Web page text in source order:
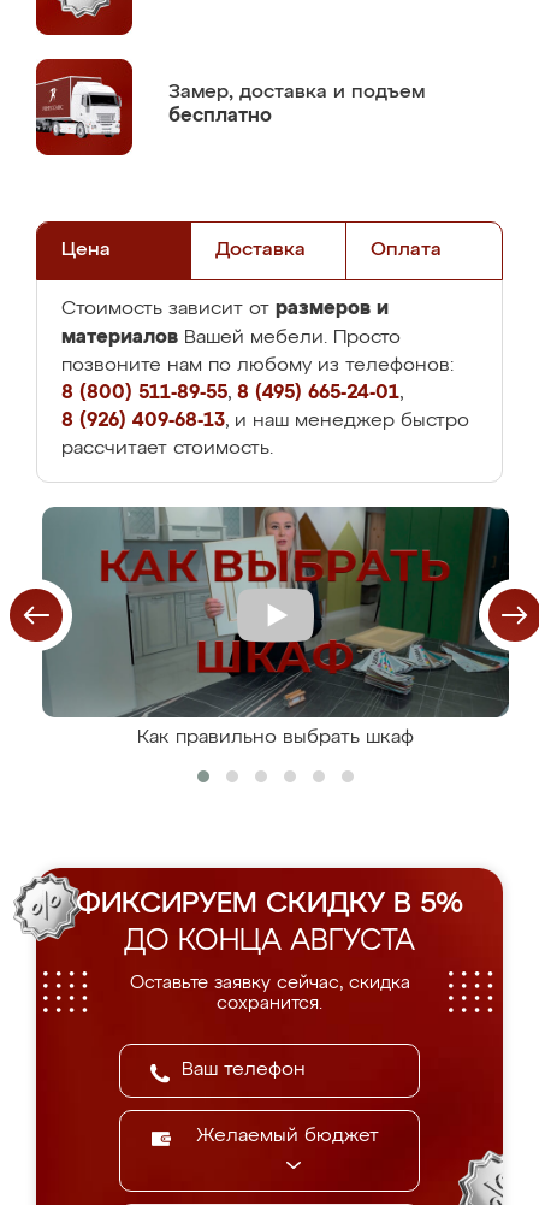
Замер, доставка и подъем
бесплатно
Цена Доставка Оплата
Стоимость зависит от размеров и
материалов Вашей мебели. Просто
позвоните нам по любому из телефонов:
8 (800) 511-89-55, 8 (495) 665-24-01,
8 (926) 409-68-13, и наш менеджер быстро
рассчитает стоимость.
Как правильно выбрать шкаф
ФИКСИРУЕМ СКИДКУ В 5%
ДО КОНЦА АВГУСТА
Оставьте заявку сейчас, скидка
сохранится.
Желаемый бюджет